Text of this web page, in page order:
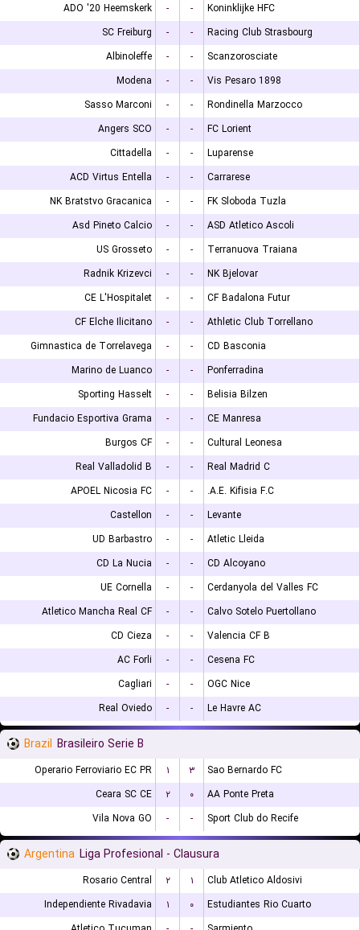
ADO '20 Heemskerk
- -
Koninklijke HFC
SC Freiburg
- -
Racing Club Strasbourg
Albinoleffe
- -
Scanzorosciate
Modena
- -
Vis Pesaro 1898
Sasso Marconi
- -
Rondinella Marzocco
Angers SCO
- -
FC Lorient
Cittadella
- -
Luparense
ACD Virtus Entella
- -
Carrarese
NK Bratstvo Gracanica
- -
FK Sloboda Tuzla
Asd Pineto Calcio
- -
ASD Atletico Ascoli
US Grosseto
- -
Terranuova Traiana
Radnik Krizevci
- -
NK Bjelovar
CE L'Hospitalet
- -
CF Badalona Futur
CF Elche Ilicitano
- -
Athletic Club Torrellano
Gimnastica de Torrelavega
- -
CD Basconia
Marino de Luanco
- -
Ponferradina
Sporting Hasselt
- -
Belisia Bilzen
Fundacio Esportiva Grama
- -
CE Manresa
Burgos CF
- -
Cultural Leonesa
Real Valladolid B
- -
Real Madrid C
APOEL Nicosia FC
- -
A.E. Kifisia F.C.
Castellon
- -
Levante
UD Barbastro
- -
Atletic Lleida
CD La Nucia
- -
CD Alcoyano
UE Cornella
- -
Cerdanyola del Valles FC
Atletico Mancha Real CF
- -
Calvo Sotelo Puertollano
CD Cieza
- -
Valencia CF B
AC Forli
- -
Cesena FC
Cagliari
- -
OGC Nice
Real Oviedo
- - Le Havre AC
Brazil Brasileiro Serie B
Operario Ferroviario EC PR ۱ ۳
Sao Bernardo FC
Ceara SC CE
۲ ۰
AA Ponte Preta
Vila Nova GO
- - Sport Club do Recife
Argentina Liga Profesional - Clausura
Rosario Central ۲ ۱
Club Atletico Aldosivi
Independiente Rivadavia
۱ ۰
Estudiantes Rio Cuarto